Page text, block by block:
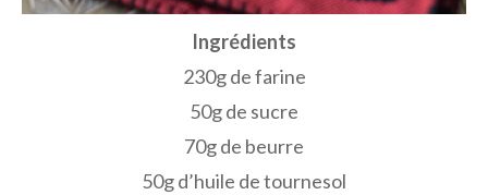
Ingrédients
230g de farine
50g de sucre
70g de beurre
50g d’huile de tournesol